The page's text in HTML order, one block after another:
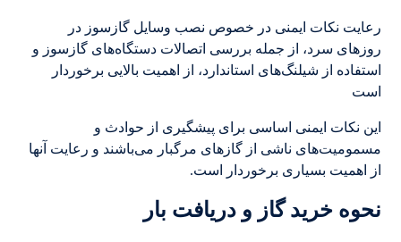
رعایت نکات ایمنی در خصوص نصب وسایل گازسوز در
روزهای سرد، از جمله بررسی اتصالات دستگاه‌های گازسوز و
استفاده از شیلنگ‌های استاندارد، از اهمیت بالایی برخوردار
است
این نکات ایمنی اساسی برای پیشگیری از حوادث و
مسمومیت‌های ناشی از گازهای مرگبار می‌باشند و رعایت آنها
از اهمیت بسیاری برخوردار است.
نحوه خرید گاز و دریافت بار